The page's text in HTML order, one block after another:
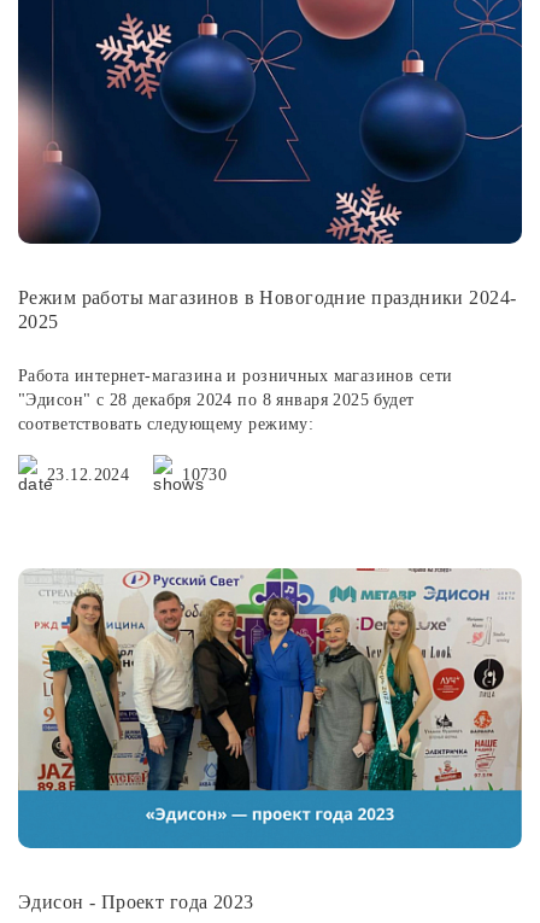
Режим работы магазинов в Новогодние праздники 2024-
2025
Работа интернет-магазина и розничных магазинов сети
"Эдисон" с 28 декабря 2024 по 8 января 2025 будет
соответствовать следующему режиму:
23.12.2024 10730
Эдисон - Проект года 2023